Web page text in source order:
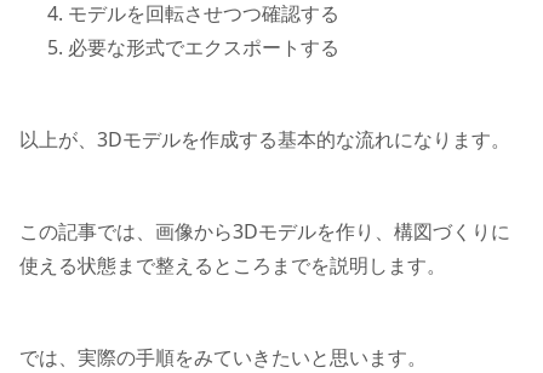
モデルを回転させつつ確認する
必要な形式でエクスポートする
以上が、3Dモデルを作成する基本的な流れになります。
この記事では、画像から3Dモデルを作り、構図づくりに
使える状態まで整えるところまでを説明します。
では、実際の手順をみていきたいと思います。